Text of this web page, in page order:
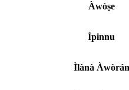
Àwòṣe
Ìpinnu
Ìlànà Àwòrán